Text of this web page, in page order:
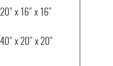
20" x 16" x 16"
40" x 20" x 20"